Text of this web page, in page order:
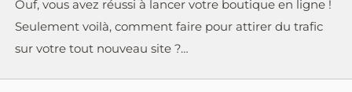
Ouf, vous avez réussi à lancer votre boutique en ligne !
Seulement voilà, comment faire pour attirer du trafic
sur votre tout nouveau site ?…